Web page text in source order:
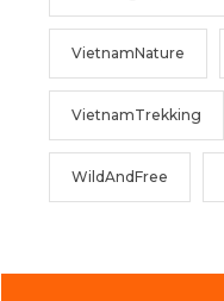
VietnamNature
VietnamTrekking
WildAndFree